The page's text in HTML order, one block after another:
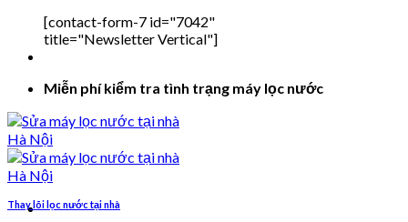
[contact-form-7 id="7042"
title="Newsletter Vertical"]
Miễn phí kiểm tra tình trạng máy lọc nước
Thay lõi lọc nước tại nhà